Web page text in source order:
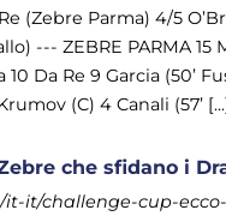
(Zebre Parma) 4/5
--- ZEBRE PARMA
10 Da Re 9 Garcia (50’
(C) 4 Canali (57’
che sfidano i
it/challenge-cup-